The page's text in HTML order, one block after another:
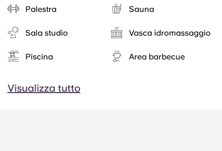
Palestra Sauna
Sala studio Vasca idromassaggio
Piscina Area barbecue
Visualizza tutto